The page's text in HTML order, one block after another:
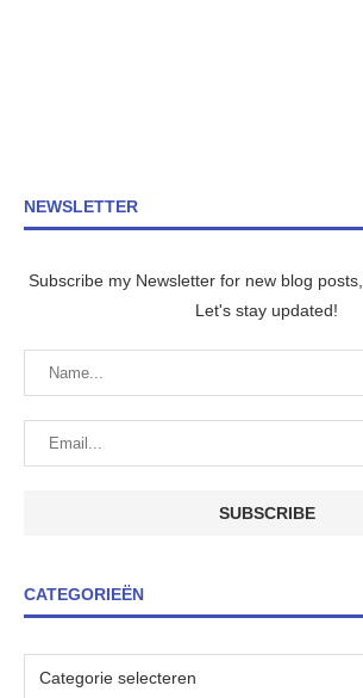
NEWSLETTER
Subscribe my Newsletter for new blog
Let's stay updated!
CATEGORIEËN